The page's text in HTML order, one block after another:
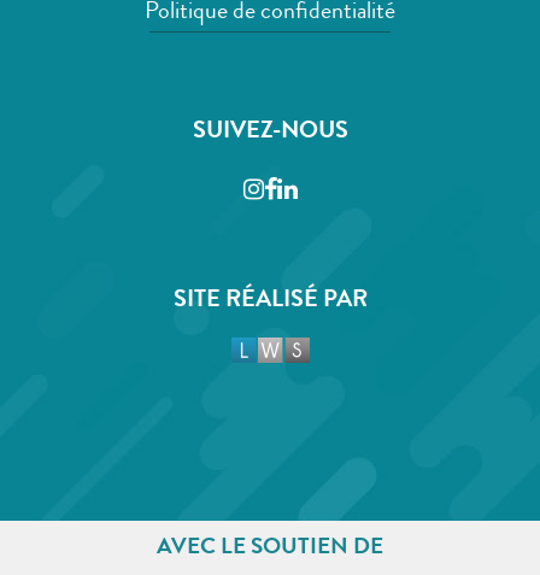
Politique de confidentialité
SUIVEZ-NOUS
Instagram
Facebook
LinkedIn
SITE RÉALISÉ PAR
AVEC LE SOUTIEN DE